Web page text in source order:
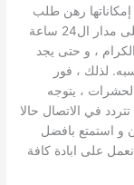
رهن طلب
العملاء الكرام . فخدمة العملاء متاحة و متوفرة على مدار ال24 ساعة
، و حتى يجد
لذلك ، فور
، يتوجه
في الاتصال حالا
و استمتع بافضل
على ابادة كافة